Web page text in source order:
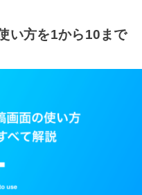
い方を1から10まで